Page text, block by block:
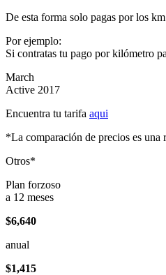
De esta forma solo pagas por los
Por ejemplo:
Si contratas tu pago por kilómetro
March
Active 2017
Encuentra tu tarifa aqui
*La comparación de precios es una
Otros*
Plan forzoso
a 12 meses
$6,640
anual
$1,415